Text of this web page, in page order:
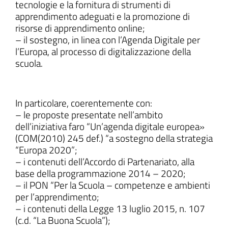
tecnologie e la fornitura di strumenti di
apprendimento adeguati e la promozione di
risorse di apprendimento online;
– il sostegno, in linea con l’Agenda Digitale per
l’Europa, al processo di digitalizzazione della
scuola.
In particolare, coerentemente con:
– le proposte presentate nell’ambito
dell’iniziativa faro “Un’agenda digitale europea»
(COM(2010) 245 def.) “a sostegno della strategia
“Europa 2020”;
– i contenuti dell’Accordo di Partenariato, alla
base della programmazione 2014 – 2020;
– il PON “Per la Scuola – competenze e ambienti
per l’apprendimento;
– i contenuti della Legge 13 luglio 2015, n. 107
(c.d. “La Buona Scuola”);